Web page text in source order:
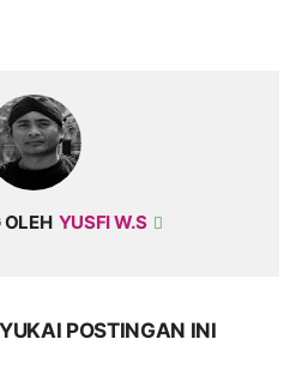
OLEH YUSFI W.S
POSTINGAN INI